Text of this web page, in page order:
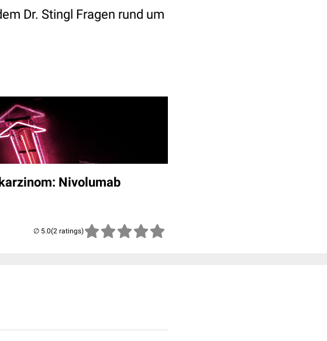
Dr. Stingl Fragen rund um
Nivolumab
(2 ratings)